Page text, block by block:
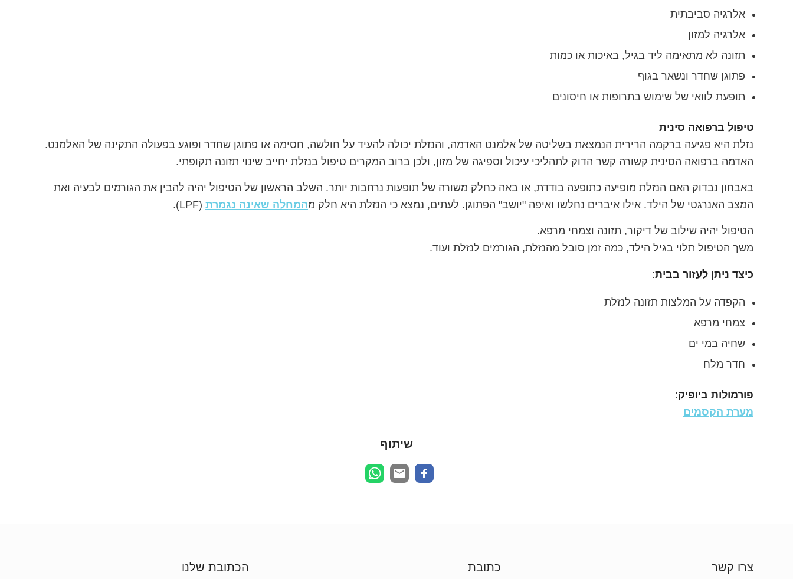
אלרגיה סביבתית
אלרגיה למזון
תזונה לא מתאימה ליד בגיל, באיכות או כמות
פתוגן שחדר ונשאר בגוף
תופעת לוואי של שימוש בתרופות או חיסונים
טיפול ברפואה סינית
נזלת היא פגיעה ברקמה הרירית הנמצאת בשליטה של אלמנט האדמה, והנזלת יכולה להעיד על חולשה, חסימה או פתוגן שחדר ופוגע בפעולה התקינה של האלמנט.
האדמה ברפואה הסינית קשורה קשר הדוק לתהליכי עיכול וספיגה של מזון, ולכן ברוב המקרים טיפול בנזלת יחייב שינוי תזונה תקופתי.
באבחון נבדוק האם הנזלת מופיעה כתופעה בודדת, או באה כחלק משורה של תופעות נרחבות יותר. השלב הראשון של הטיפול יהיה להבין את הגורמים לבעיה ואת
המצב האנרגטי של הילד. אילו איברים נחלשו ואיפה "יושב" הפתוגן. לעתים, נמצא כי הנזלת היא חלק מהמחלה שאינה נגמרת (LPF).
הטיפול יהיה שילוב של דיקור, תזונה וצמחי מרפא.
משך הטיפול תלוי בגיל הילד, כמה זמן סובל מהנזלת, הגורמים לנזלת ועוד.
כיצד ניתן לעזור בבית:
הקפדה על המלצות תזונה לנזלת
צמחי מרפא
שחיה במי ים
חדר מלח
פורמולות ביופיק:
מערת הקסמים
שיתוף
צרו קשר כתובת הכתובת שלנו